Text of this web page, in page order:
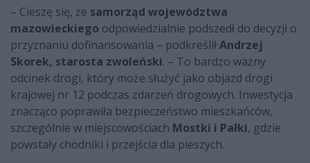
– Cieszę się, że samorząd województwa
mazowieckiego odpowiedzialnie podszedł do decyzji o
przyznaniu dofinansowania – podkreśliłAndrzej
Skorek, starosta zwoleński. – To bardzo ważny
odcinek drogi, który może służyć jako objazd drogi
krajowej nr 12 podczas zdarzeń drogowych. Inwestycja
znacząco poprawiła bezpieczeństwo mieszkańców,
szczególnie w miejscowościach Mostki i Pałki, gdzie
powstały chodniki i przejścia dla pieszych.